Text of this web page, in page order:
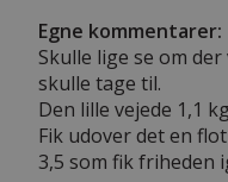
Egne kommentarer:
Skulle lige se om
skulle tage til.
Den lille vejede 1,1
Fik udover det en
3,5 som fik friheden